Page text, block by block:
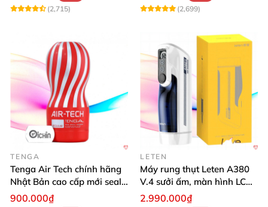
(2,715)
(2,699)
TENGA
Tenga Air Tech chính hãng
Nhật Bản cao cấp mới seal
giá tốt
900.000₫
LETEN
Máy rung thụt Leten A380
V.4 sưởi ấm, màn hình LCD,
cực đã
2.990.000₫